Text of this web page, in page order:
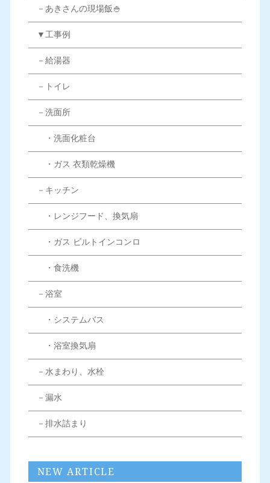
－あきさんの現場飯🍚
▼工事例
－給湯器
－トイレ
－洗面所
・洗面化粧台
・ガス 衣類乾燥機
－キッチン
・レンジフード、換気扇
・ガス ビルトインコンロ
・食洗機
－浴室
・システムバス
・浴室換気扇
－水まわり、水栓
－漏水
－排水詰まり
NEW ARTICLE